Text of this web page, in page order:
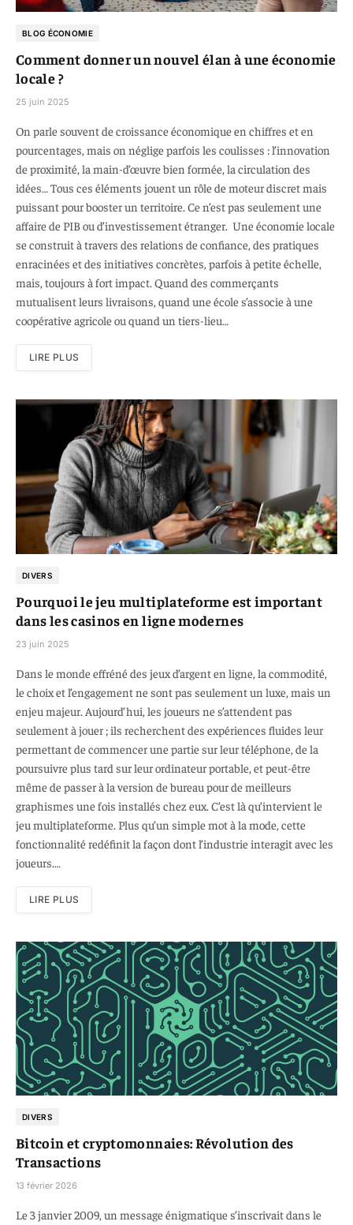
BLOG ÉCONOMIE
Comment donner un nouvel élan à une économie
locale ?
25 juin 2025
On parle souvent de croissance économique en chiffres et en
pourcentages, mais on néglige parfois les coulisses : l’innovation
de proximité, la main-d’œuvre bien formée, la circulation des
idées… Tous ces éléments jouent un rôle de moteur discret mais
puissant pour booster un territoire. Ce n’est pas seulement une
affaire de PIB ou d’investissement étranger. Une économie locale
se construit à travers des relations de confiance, des pratiques
enracinées et des initiatives concrètes, parfois à petite échelle,
mais, toujours à fort impact. Quand des commerçants
mutualisent leurs livraisons, quand une école s’associe à une
coopérative agricole ou quand un tiers-lieu…
LIRE PLUS
DIVERS
Pourquoi le jeu multiplateforme est important
dans les casinos en ligne modernes
23 juin 2025
Dans le monde effréné des jeux d’argent en ligne, la commodité,
le choix et l’engagement ne sont pas seulement un luxe, mais un
enjeu majeur. Aujourd’hui, les joueurs ne s’attendent pas
seulement à jouer ; ils recherchent des expériences fluides leur
permettant de commencer une partie sur leur téléphone, de la
poursuivre plus tard sur leur ordinateur portable, et peut-être
même de passer à la version de bureau pour de meilleurs
graphismes une fois installés chez eux. C’est là qu’intervient le
jeu multiplateforme. Plus qu’un simple mot à la mode, cette
fonctionnalité redéfinit la façon dont l’industrie interagit avec les
joueurs.…
LIRE PLUS
DIVERS
Bitcoin et cryptomonnaies: Révolution des
Transactions
13 février 2026
Le 3 janvier 2009, un message énigmatique s’inscrivait dans le